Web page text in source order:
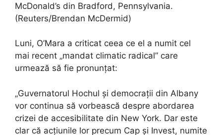
McDonald’s din Bradford, Pennsylvania.
(Reuters/Brendan McDermid)
Luni, O’Mara a criticat ceea ce el a numit cel
mai recent „mandat climatic radical” care
urmează să fie pronunțat:
„Guvernatorul Hochul și democrații din Albany
vor continua să vorbească despre abordarea
crizei de accesibilitate din New York. Dar este
clar că acțiunile lor precum Cap și Invest, numite